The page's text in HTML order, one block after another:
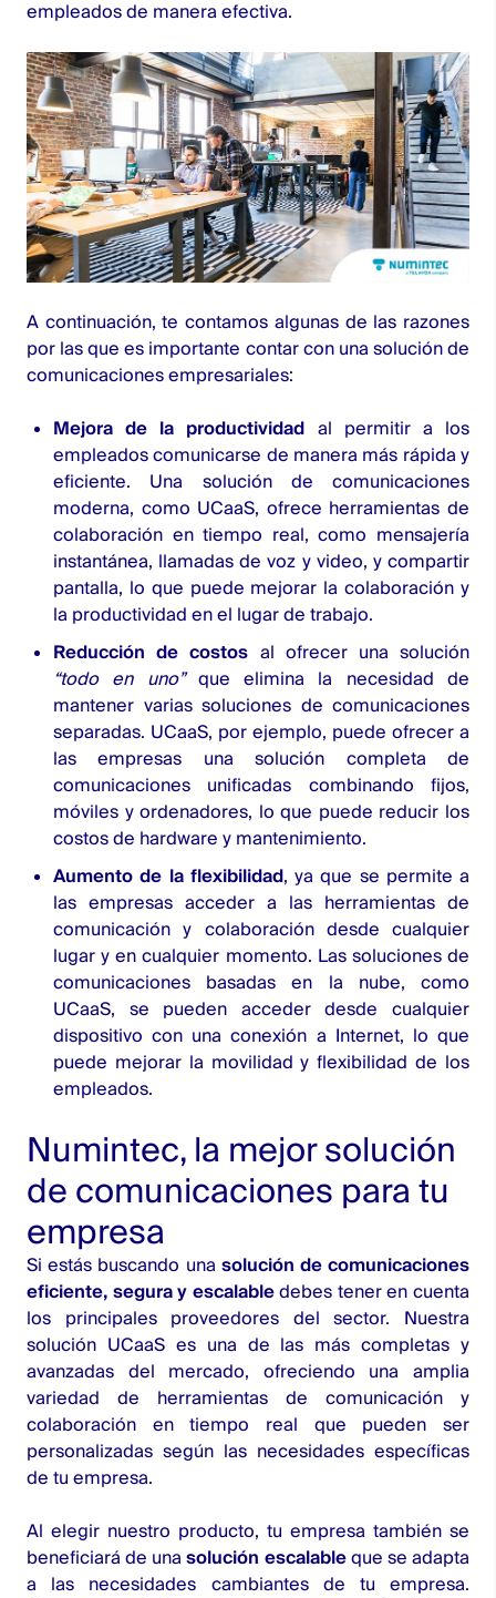
empleados de manera efectiva.
A continuación, te contamos algunas de las razones
por las que es importante contar con una solución de
comunicaciones empresariales:
Mejora de la productividad al permitir a los
empleados comunicarse de manera más rápida y
eficiente. Una solución de comunicaciones
moderna, como UCaaS, ofrece herramientas de
colaboración en tiempo real, como mensajería
instantánea, llamadas de voz y video, y compartir
pantalla, lo que puede mejorar la colaboración y
la productividad en el lugar de trabajo.
Reducción de costos al ofrecer una solución
“todo en uno” que elimina la necesidad de
mantener varias soluciones de comunicaciones
separadas. UCaaS, por ejemplo, puede ofrecer a
las empresas una solución completa de
comunicaciones unificadas combinando fijos,
móviles y ordenadores, lo que puede reducir los
costos de hardware y mantenimiento.
Aumento de la flexibilidad, ya que se permite a
las empresas acceder a las herramientas de
comunicación y colaboración desde cualquier
lugar y en cualquier momento. Las soluciones de
comunicaciones basadas en la nube, como
UCaaS, se pueden acceder desde cualquier
dispositivo con una conexión a Internet, lo que
puede mejorar la movilidad y flexibilidad de los
empleados.
Numintec, la mejor solución
de comunicaciones para tu
empresa
Si estás buscando una solución de comunicaciones
eficiente, segura y escalabledebes tener en cuenta
los principales proveedores del sector. Nuestra
solución UCaaSes una de las más completas y
avanzadas del mercado, ofreciendo una amplia
variedad de herramientas de comunicación y
colaboración en tiempo real que pueden ser
personalizadas según las necesidades específicas
de tu empresa.
Al elegir nuestro producto, tu empresa también se
beneficiará de unasolución escalableque se adapta
a las necesidades cambiantes de tu empresa.